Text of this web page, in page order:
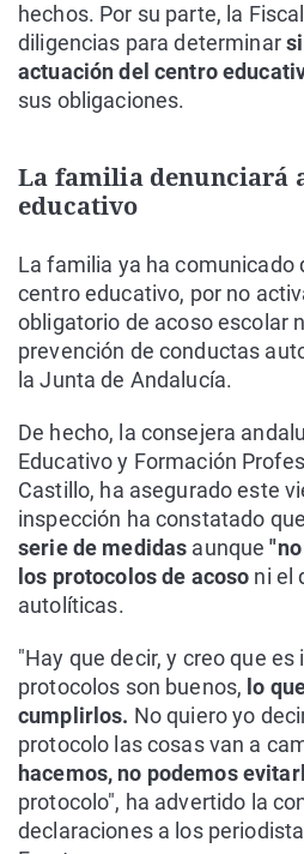
hechos. Por su parte, la
diligencias para determinar
actuación del centro
sus obligaciones.
La familia denunciará
educativo
La familia ya ha comunicado
centro educativo, por no
obligatorio de acoso escolar
prevención de conductas
la Junta de Andalucía.
De hecho, la consejera
Educativo y Formación
Castillo, ha asegurado este
inspección ha constatado
serie de medidas aunque
los protocolos de acoso ni el
autolíticas.
"Hay que decir, y creo que
protocolos son buenos, lo
cumplirlos. No quiero yo
protocolo las cosas van a
hacemos, no podemos
protocolo", ha advertido la
declaraciones a los